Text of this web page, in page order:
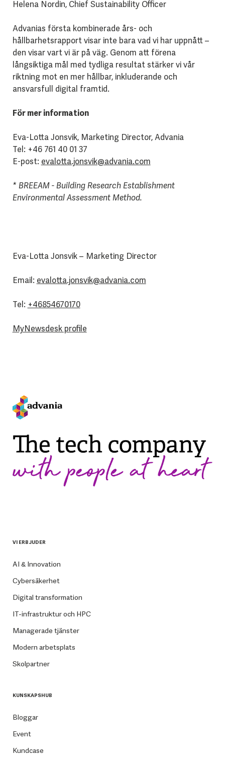
Helena Nordin, Chief Sustainability Officer
Advanias första kombinerade års- och
hållbarhetsrapport visar inte bara vad vi har uppnått –
den visar vart vi är på väg. Genom att förena
långsiktiga mål med tydliga resultat stärker vi vår
riktning mot en mer hållbar, inkluderande och
ansvarsfull digital framtid.
För mer information
Eva-Lotta Jonsvik, Marketing Director, Advania
Tel: +46 761 40 01 37
E-post: evalotta.jonsvik@advania.com
* BREEAM - Building Research Establishment
Environmental Assessment Method.
Eva-Lotta Jonsvik – Marketing Director
Email: evalotta.jonsvik@advania.com
Tel: +46854670170
MyNewsdesk profile
VI ERBJUDER
AI & Innovation
Cybersäkerhet
Digital transformation
IT-infrastruktur och HPC
Managerade tjänster
Modern arbetsplats
Skolpartner
KUNSKAPSHUB
Bloggar
Event
Kundcase